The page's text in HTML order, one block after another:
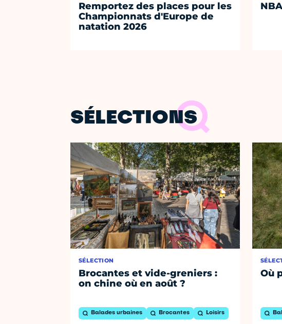
Remportez des places pour les
Championnats d'Europe de
natation 2026
SÉLECTIONS
SÉLECTION
Brocantes et vide-greniers :
on chine où en août ?
Balades urbaines Brocantes Loisirs
Où